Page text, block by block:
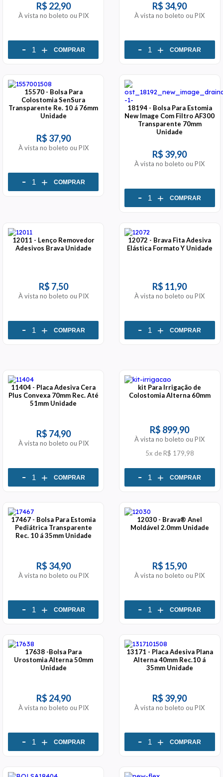
R$ 22,90
À vista no boleto ou PIX
- + COMPRAR
R$ 34,90
À vista no boleto ou PIX
- + COMPRAR
15570 - Bolsa Para
Colostomia SenSura
Transparente Re. 10 á 76mm
Unidade
R$ 37,90
À vista no boleto ou PIX
- + COMPRAR
18194 - Bolsa Para Estomia
New Image Com Filtro AF300
Transparente 70mm
Unidade
R$ 39,90
À vista no boleto ou PIX
- + COMPRAR
12011 - Lenço Removedor
Adesivos Brava Unidade
R$ 7,50
À vista no boleto ou PIX
- + COMPRAR
12072 - Brava Fita Adesiva
Elástica Formato Y Unidade
R$ 11,90
À vista no boleto ou PIX
- + COMPRAR
11404 - Placa Adesiva Cera
Plus Convexa 70mm Rec. Até
51mm Unidade
R$ 74,90
À vista no boleto ou PIX
- + COMPRAR
kit Para Irrigação de
Colostomia Alterna 60mm
R$ 899,90
À vista no boleto ou PIX
5x de R$ 179,98
- + COMPRAR
17467 - Bolsa Para Estomia
Pediátrica Transparente
Rec. 10 á 35mm Unidade
R$ 34,90
À vista no boleto ou PIX
- + COMPRAR
12030 - Brava® Anel
Moldável 2.0mm Unidade
R$ 15,90
À vista no boleto ou PIX
- + COMPRAR
17638 -Bolsa Para
Urostomia Alterna 50mm
Unidade
R$ 24,90
À vista no boleto ou PIX
- + COMPRAR
13171 - Placa Adesiva Plana
Alterna 40mm Rec.10 á
35mm Unidade
R$ 39,90
À vista no boleto ou PIX
- + COMPRAR